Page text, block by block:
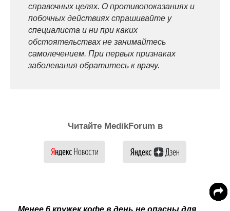
справочных целях. О противопоказаниях и
побочных действиях спрашивайте у
специалиста и ни при каких
обстоятельствах не занимайтесь
самолечением. При первых признаках
заболевания обратитесь к врачу.
Читайте MedikForum в